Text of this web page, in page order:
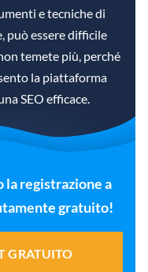
e tecniche di
può essere difficile
temete più, perché
la piattaforma
SEO efficace.
registrazione a
gratuito!
GRATUITO